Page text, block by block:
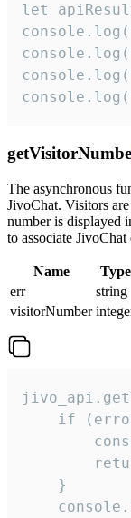
let
The asynchronous
JivoChat. Visitors
number is displayed
to associate
Name Type
err
string
visitorNumber
if
    }